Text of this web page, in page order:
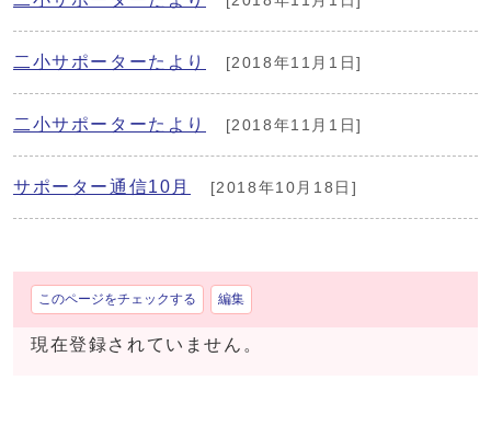
二小サポーターたより [2018年11月1日]
二小サポーターたより [2018年11月1日]
サポーター通信10月 [2018年10月18日]
このページをチェックする 編集
現在登録されていません。